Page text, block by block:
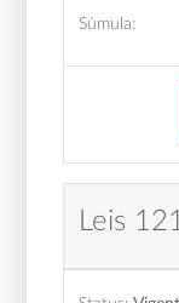
Súmula:
Leis